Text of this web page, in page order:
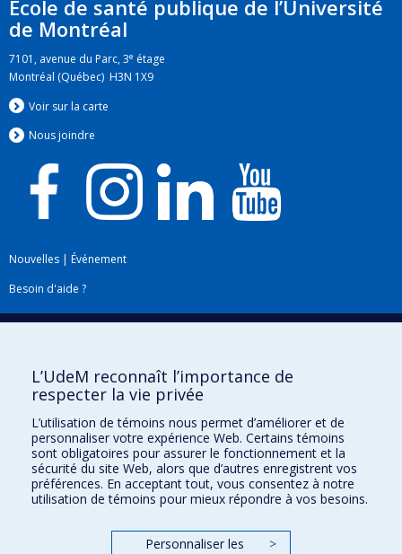
Majidi
Sources de financement :
Robert-Sauvé en santé et en sécurité du travail
Programmes de subvention :
recherche
École de santé publique de l’Université
de Montréal
7101, avenue du Parc, 3e étage
Montréal (Québec) H3N 1X9
Voir sur la carte
Nous joindre
Nouvelles | Événement
Besoin d'aide ?
Plan du site|Accessibilité
Téléchargez les logos de l'ESPUM
L’UdeM reconnaît l’importance de
respecter la vie privée
L’utilisation de témoins nous permet d’améliorer et de
personnaliser votre expérience Web. Certains témoins
sont obligatoires pour assurer le fonctionnement et la
sécurité du site Web, alors que d’autres enregistrent vos
préférences. En acceptant tout, vous consentez à notre
utilisation de témoins pour mieux répondre à vos besoins.
Personnaliser les
>